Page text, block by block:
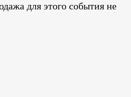
для этого события не